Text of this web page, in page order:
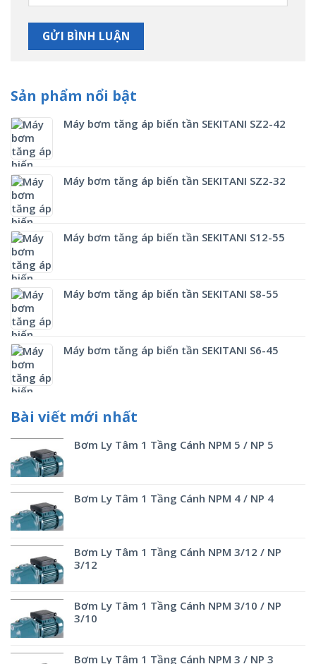
Sản phẩm nổi bật
Máy bơm tăng áp biến tần SEKITANI SZ2-42
Máy bơm tăng áp biến tần SEKITANI SZ2-32
Máy bơm tăng áp biến tần SEKITANI S12-55
Máy bơm tăng áp biến tần SEKITANI S8-55
Máy bơm tăng áp biến tần SEKITANI S6-45
Bài viết mới nhất
Bơm Ly Tâm 1 Tầng Cánh NPM 5 / NP 5
Bơm Ly Tâm 1 Tầng Cánh NPM 4 / NP 4
Bơm Ly Tâm 1 Tầng Cánh NPM 3/12 / NP
3/12
Bơm Ly Tâm 1 Tầng Cánh NPM 3/10 / NP
3/10
Bơm Ly Tâm 1 Tầng Cánh NPM 3 / NP 3